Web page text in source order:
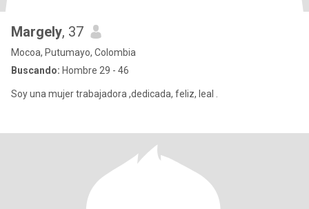
Margely, 37
Mocoa, Putumayo, Colombia
Buscando: Hombre 29 - 46
Soy una mujer trabajadora ,dedicada, feliz, leal .